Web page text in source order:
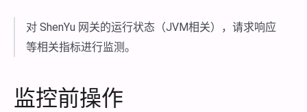
对 ShenYu 网关的运行状态（JVM相关），请求响应
等相关指标进行监测。
监控前操作